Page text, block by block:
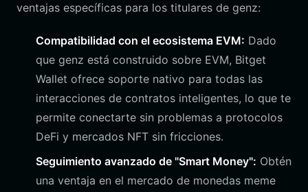
ventajas específicas para los titulares de genz:
Compatibilidad con el ecosistema EVM: Dado
que genz está construido sobre EVM, Bitget
Wallet ofrece soporte nativo para todas las
interacciones de contratos inteligentes, lo que te
permite conectarte sin problemas a protocolos
DeFi y mercados NFT sin fricciones.
Seguimiento avanzado de "Smart Money": Obtén
una ventaja en el mercado de monedas meme